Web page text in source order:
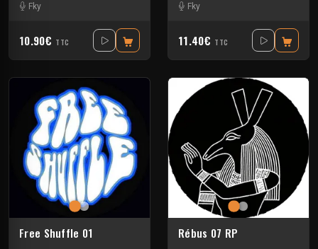
Fky
10.90€ TTC
Fky
11.40€ TTC
Free Shuffle 01 Rébus 07 RP